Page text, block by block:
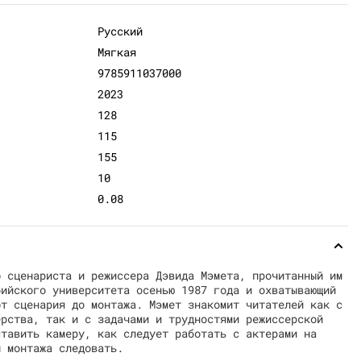
Русский
Мягкая
9785911037000
2023
128
115
155
10
0.08
сценариста и режиссера Дэвида Мэмета, прочитанный им
университета осенью 1987 года и охватывающий
сценария до монтажа. Мэмет знакомит читателей как с
так и с задачами и трудностями режиссерской
камеру, как следует работать с актерами на
следовать.